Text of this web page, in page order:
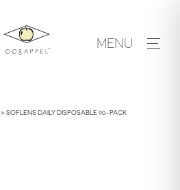
MENU
»SOFLENS DAILY DISPOSABLE 90-PACK